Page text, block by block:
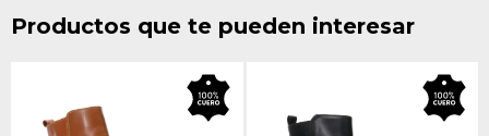
Productos que te pueden interesar